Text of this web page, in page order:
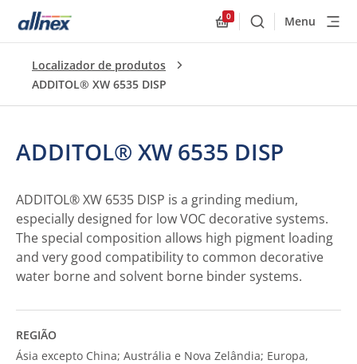
0
BuscarMenu
Localizador de produtos
ADDITOL® XW 6535 DISP
ADDITOL® XW 6535 DISP
ADDITOL® XW 6535 DISP is a grinding medium,
especially designed for low VOC decorative systems.
The special composition allows high pigment loading
and very good compatibility to common decorative
water borne and solvent borne binder systems.
REGIÃO
Ásia excepto China; Austrália e Nova Zelândia; Europa,